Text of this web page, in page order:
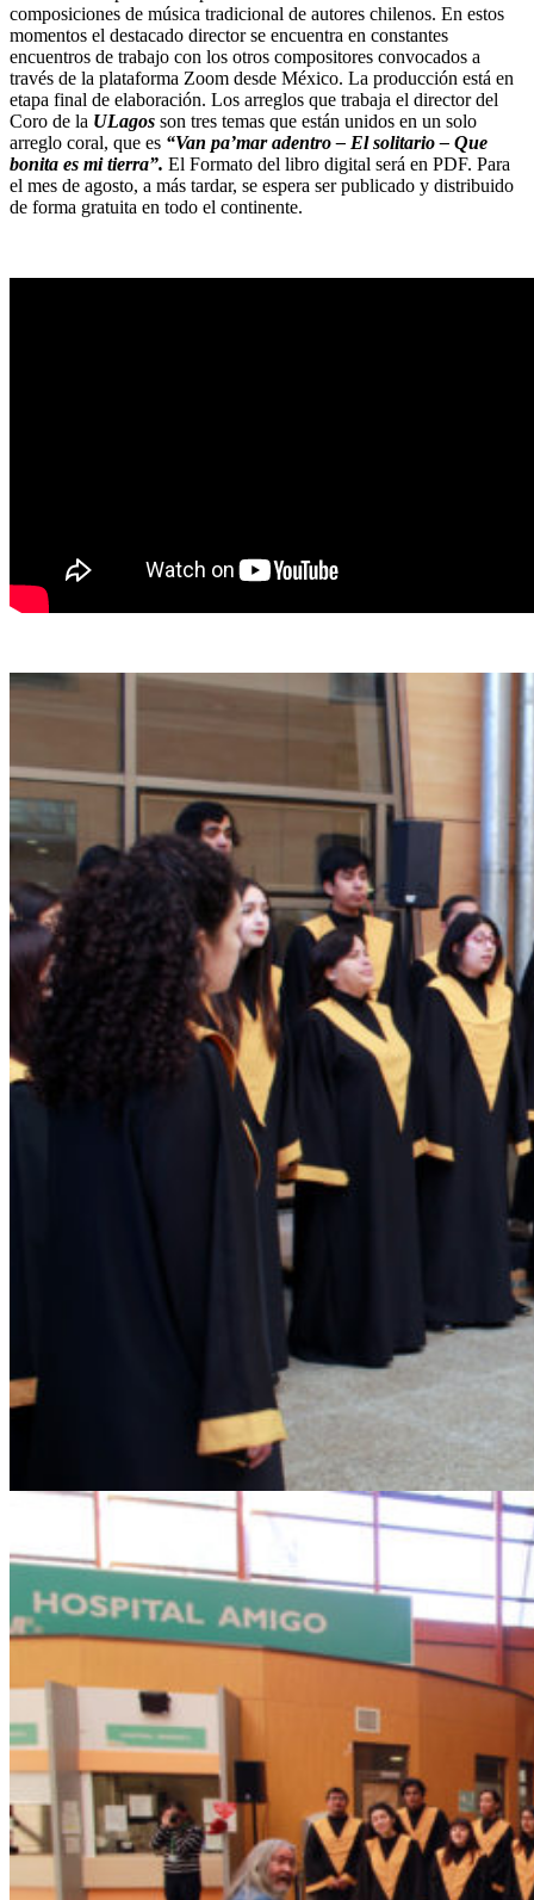
composiciones de música tradicional de autores chilenos. En estos
momentos el destacado director se encuentra en constantes
encuentros de trabajo con los otros compositores convocados a
través de la plataforma Zoom desde México. La producción está en
etapa final de elaboración. Los arreglos que trabaja el director del
Coro de la ULagos son tres temas que están unidos en un solo
arreglo coral, que es “Van pa’mar adentro – El solitario – Que
bonita es mi tierra”. El Formato del libro digital será en PDF. Para
el mes de agosto, a más tardar, se espera ser publicado y distribuido
de forma gratuita en todo el continente.